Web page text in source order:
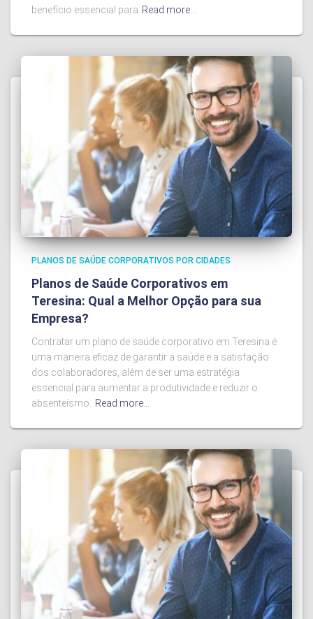
benefício essencial para Read more…
PLANOS DE SAÚDE CORPORATIVOS POR CIDADES
Planos de Saúde Corporativos em
Teresina: Qual a Melhor Opção para sua
Empresa?
Contratar um plano de saúde corporativo em Teresina é
uma maneira eficaz de garantir a saúde e a satisfação
dos colaboradores, além de ser uma estratégia
essencial para aumentar a produtividade e reduzir o
absenteísmo.
Read more…